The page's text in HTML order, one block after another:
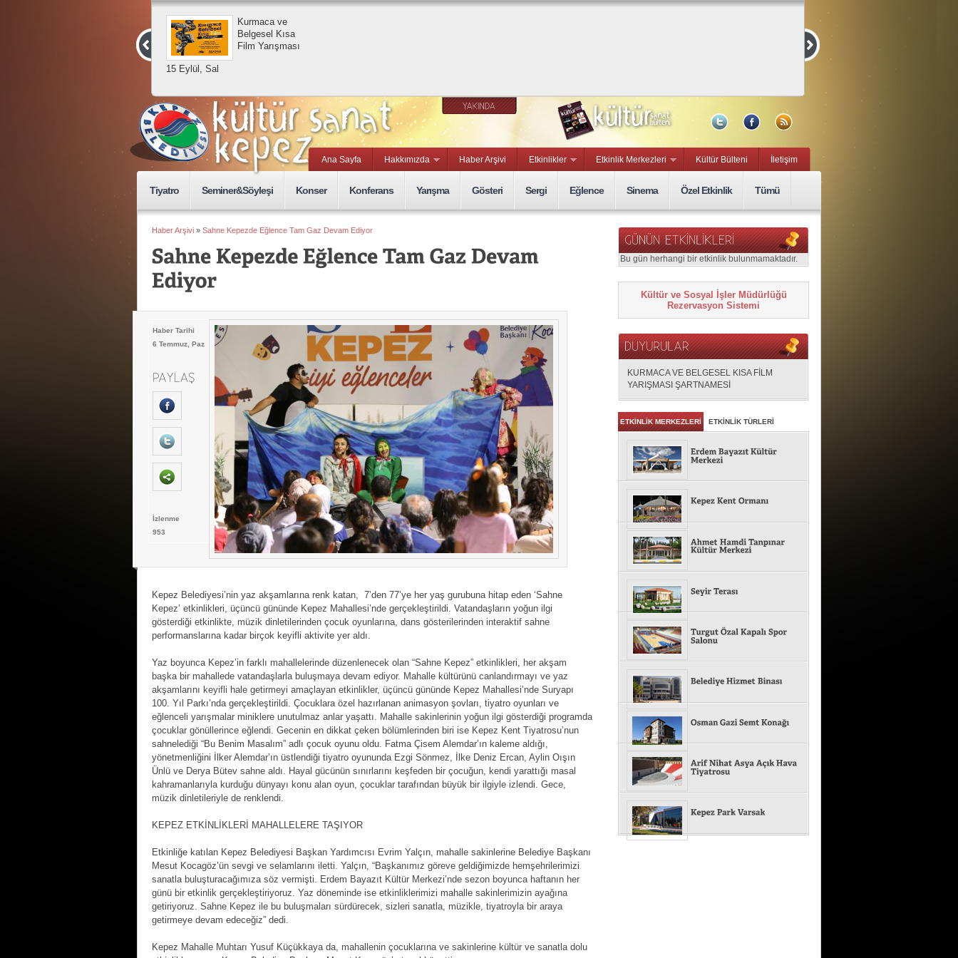
Ana Sayfa Hakkımızda Haber Arşivi Etkinlikler Etkinlik Merkezleri Kültür Bülteni İletişim
Tiyatro Seminer&Söyleşi Konser Konferans Yarışma Gösteri Sergi Eğlence Sinema Özel Etkinlik Tümü
Haber Arşivi » Sahne Kepezde Eğlence Tam Gaz Devam Ediyor
Haber Tarihi
6 Temmuz, Paz
İzlenme
953
Kepez Belediyesi’nin yaz akşamlarına renk katan, 7’den 77’ye her yaş gurubuna hitap eden ‘Sahne
Kepez’ etkinlikleri, üçüncü gününde Kepez Mahallesi’nde gerçekleştirildi. Vatandaşların yoğun ilgi
gösterdiği etkinlikte, müzik dinletilerinden çocuk oyunlarına, dans gösterilerinden interaktif sahne
performanslarına kadar birçok keyifli aktivite yer aldı.
Yaz boyunca Kepez’in farklı mahallelerinde düzenlenecek olan “Sahne Kepez” etkinlikleri, her akşam
başka bir mahallede vatandaşlarla buluşmaya devam ediyor. Mahalle kültürünü canlandırmayı ve yaz
akşamlarını keyifli hale getirmeyi amaçlayan etkinlikler, üçüncü gününde Kepez Mahallesi’nde Suryapı
100. Yıl Parkı’nda gerçekleştirildi. Çocuklara özel hazırlanan animasyon şovları, tiyatro oyunları ve
eğlenceli yarışmalar miniklere unutulmaz anlar yaşattı. Mahalle sakinlerinin yoğun ilgi gösterdiği programda
çocuklar gönüllerince eğlendi. Gecenin en dikkat çeken bölümlerinden biri ise Kepez Kent Tiyatrosu’nun
sahnelediği “Bu Benim Masalım” adlı çocuk oyunu oldu. Fatma Çisem Alemdar’ın kaleme aldığı,
yönetmenliğini İlker Alemdar’ın üstlendiği tiyatro oyununda Ezgi Sönmez, İlke Deniz Ercan, Aylin Oışın
Ünlü ve Derya Bütev sahne aldı. Hayal gücünün sınırlarını keşfeden bir çocuğun, kendi yarattığı masal
kahramanlarıyla kurduğu dünyayı konu alan oyun, çocuklar tarafından büyük bir ilgiyle izlendi. Gece,
müzik dinletileriyle de renklendi.
KEPEZ ETKİNLİKLERİ MAHALLELERE TAŞIYOR
Etkinliğe katılan Kepez Belediyesi Başkan Yardımcısı Evrim Yalçın, mahalle sakinlerine Belediye Başkanı
Mesut Kocagöz’ün sevgi ve selamlarını iletti. Yalçın, “Başkanımız göreve geldiğimizde hemşehrilerimizi
sanatla buluşturacağımıza söz vermişti. Erdem Bayazıt Kültür Merkezi’nde sezon boyunca haftanın her
günü bir etkinlik gerçekleştiriyoruz. Yaz döneminde ise etkinliklerimizi mahalle sakinlerimizin ayağına
getiriyoruz. Sahne Kepez ile bu buluşmaları sürdürecek, sizleri sanatla, müzikle, tiyatroyla bir araya
getirmeye devam edeceğiz” dedi.
Kepez Mahalle Muhtarı Yusuf Küçükkaya da, mahallenin çocuklarına ve sakinlerine kültür ve sanatla dolu
Bu gün herhangi bir etkinlik bulunmamaktadır.
Kültür ve Sosyal İşler Müdürlüğü
Rezervasyon Sistemi
KURMACA VE BELGESEL KISA FİLM
YARIŞMASI ŞARTNAMESİ
ETKİNLİK MERKEZLERİ ETKİNLİK TÜRLERİ